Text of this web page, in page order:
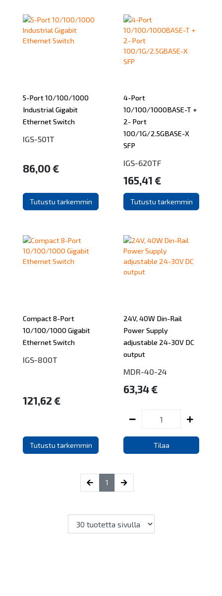
5-Port 10/100/1000
Industrial Gigabit
Ethernet Switch
IGS-501T
86,00 €
Tutustu tarkemmin
4-Port
10/100/1000BASE-T +
2- Port
100/1G/2.5GBASE-X
SFP
IGS-620TF
165,41 €
Tutustu tarkemmin
Compact 8-Port
10/100/1000 Gigabit
Ethernet Switch
IGS-800T
121,62 €
Tutustu tarkemmin
24V, 40W Din-Rail
Power Supply
adjustable 24-30V DC
output
MDR-40-24
63,34 €
Tilaa
1 (current)